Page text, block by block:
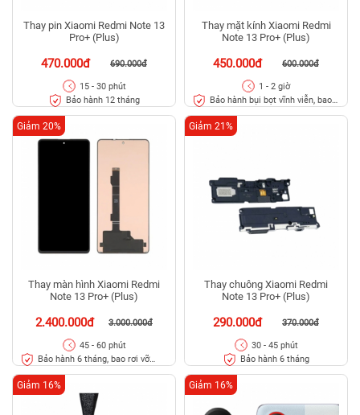
Thay pin Xiaomi Redmi Note 13
Pro+ (Plus)
470.000đ 690.000đ
15 - 30 phút
Bảo hành 12 tháng
Thay mặt kính Xiaomi Redmi
Note 13 Pro+ (Plus)
450.000đ 600.000đ
1 - 2 giờ
Bảo hành bụi bọt vĩnh viễn, bao
Thay màn hình Xiaomi Redmi
Note 13 Pro+ (Plus)
2.400.000đ 3.000.000đ
Giảm 20%
45 - 60 phút
Bảo hành 6 tháng, bao rơi vỡ
Thay chuông Xiaomi Redmi
Note 13 Pro+ (Plus)
290.000đ 370.000đ
Giảm 21%
30 - 45 phút
Bảo hành 6 tháng
Giảm 16% Giảm 16%